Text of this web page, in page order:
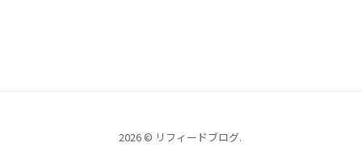
2026 © リフィードブログ.